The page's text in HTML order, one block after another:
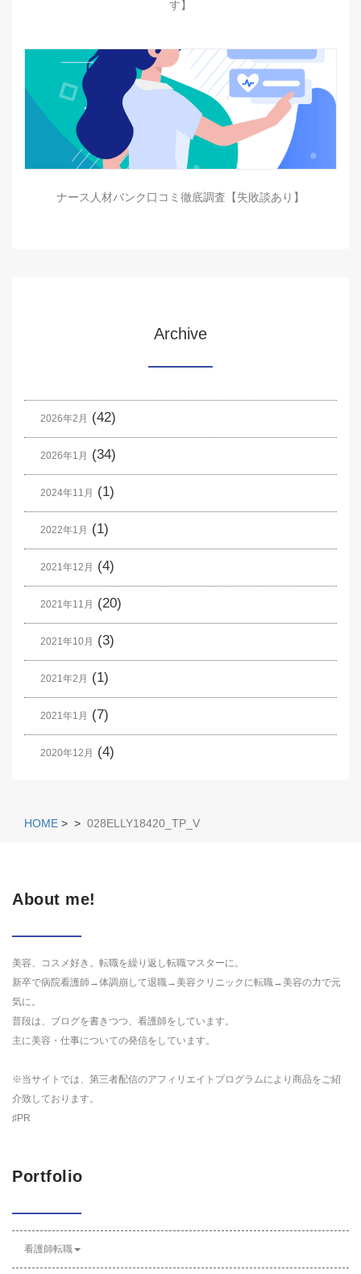
す】
ナース人材バンク口コミ徹底調査【失敗談あり】
Archive
2026年2月 (42)
2026年1月 (34)
2024年11月 (1)
2022年1月 (1)
2021年12月 (4)
2021年11月 (20)
2021年10月 (3)
2021年2月 (1)
2021年1月 (7)
2020年12月 (4)
HOME > > 028ELLY18420_TP_V
About me!
美容、コスメ好き。転職を繰り返し転職マスターに。
新卒で病院看護師→体調崩して退職→美容クリニックに転職→美容の力で元
気に。
普段は、ブログを書きつつ、看護師をしています。
主に美容・仕事についての発信をしています。
※当サイトでは、第三者配信のアフィリエイトプログラムにより商品をご紹
介致しております。
♯PR
Portfolio
看護師転職